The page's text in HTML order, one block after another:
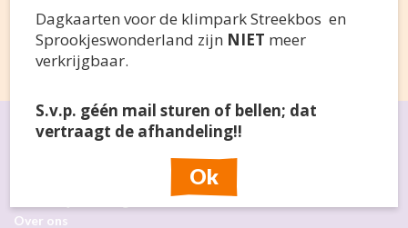
Dagkaarten voor de klimpark Streekbos en
S.v.p. géén mail sturen of bellen; dat vertraagt de
Snel naar
Over ons
Dagkaarten voor de klimpark Streekbos en
Sprookjeswonderland zijn NIET meer
verkrijgbaar.
S.v.p. géén mail sturen of bellen; dat
vertraagt de afhandeling!!
Ok